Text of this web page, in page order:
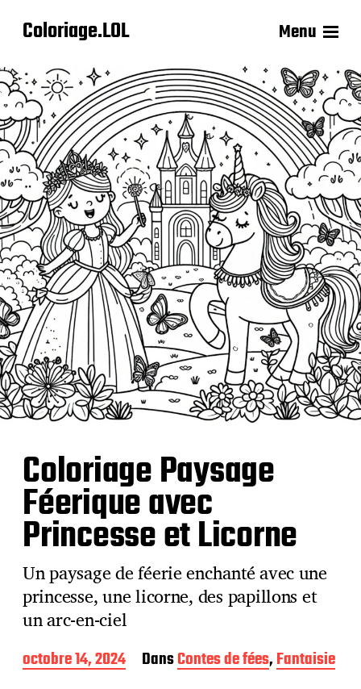
Coloriage.LOL Menu
Coloriage Paysage
Féerique avec
Princesse et Licorne
Un paysage de féerie enchanté avec une
princesse, une licorne, des papillons et
un arc-en-ciel
D
a
octobre 14, 2024 DansContes de fées,Fantaisie